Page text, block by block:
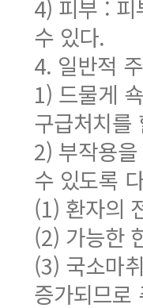
4) 피부 : 피
수 있다.
4. 일반적
1) 드물게
구급처치를
2) 부작용
수 있도록
(1) 환자의
(2) 가능한
(3) 국소마
증가되므로